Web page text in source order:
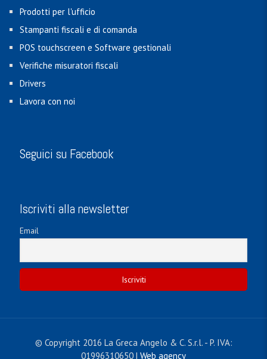
Prodotti per l'ufficio
Stampanti fiscali e di comanda
POS touchscreen e Software gestionali
Verifiche misuratori fiscali
Drivers
Lavora con noi
Seguici su Facebook
Iscriviti alla newsletter
Email
© Copyright 2016 La Greca Angelo & C. S.r.l. - P. IVA:
01996310650 | Web agency